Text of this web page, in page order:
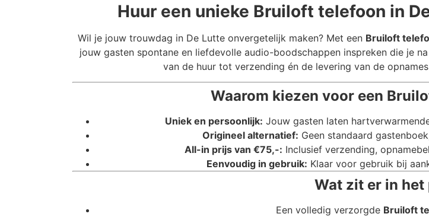
Huur een unieke Bruiloft telefoon in
Wil je jouw trouwdag in De Lutte onvergetelijk maken? Met een Bruiloft
jouw gasten spontane en liefdevolle audio-boodschappen inspreken die je
van de huur tot verzending én de levering van de
Waarom kiezen voor een
Uniek en persoonlijk: Jouw gasten laten
Origineel alternatief: Geen standaard
All-in prijs van €75,-: Inclusief verzending,
Eenvoudig in gebruik: Klaar voor gebruik bij
Wat zit er in het
Een volledig verzorgde Bruiloft